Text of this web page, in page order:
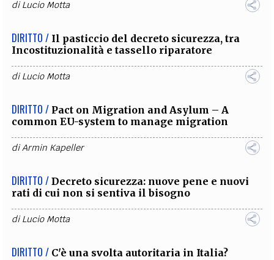
diLucio Motta
DIRITTO / Il pasticcio del decreto sicurezza, tra
Incostituzionalità e tassello riparatore
diLucio Motta
DIRITTO / Pact on Migration and Asylum – A
common EU-system to manage migration
diArmin Kapeller
DIRITTO / Decreto sicurezza: nuove pene e nuovi
rati di cui non si sentiva il bisogno
diLucio Motta
DIRITTO / C'è una svolta autoritaria in Italia?